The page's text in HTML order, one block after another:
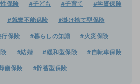
保険 #子ども #子育て #学資保険
#就業不能保険 #掛け捨て型保険
保険 #暮らしの知識 #火災保険
#結婚 #緩和型保険 #自転車保険
儀保険 #貯蓄型保険